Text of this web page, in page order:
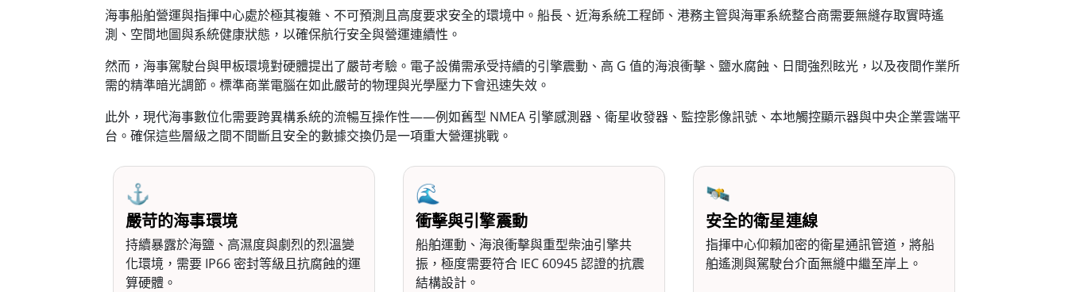
海事船舶營運與指揮中心處於極其複雜、不可預測且高度要求安全的環境中。船長、近海系統工程師、港務主管與海軍系統整合商需要無縫存取實時遙
測、空間地圖與系統健康狀態，以確保航行安全與營運連續性。
然而，海事駕駛台與甲板環境對硬體提出了嚴苛考驗。電子設備需承受持續的引擎震動、高 G 值的海浪衝擊、鹽水腐蝕、日間強烈眩光，以及夜間作業所
需的精準暗光調節。標準商業電腦在如此嚴苛的物理與光學壓力下會迅速失效。
此外，現代海事數位化需要跨異構系統的流暢互操作性——例如舊型 NMEA 引擎感測器、衛星收發器、監控影像訊號、本地觸控顯示器與中央企業雲端平
台。確保這些層級之間不間斷且安全的數據交換仍是一項重大營運挑戰。
⚓
嚴苛的海事環境
持續暴露於海鹽、高濕度與劇烈的烈溫變
化環境，需要 IP66 密封等級且抗腐蝕的運
算硬體。
🌊
衝擊與引擎震動
船舶運動、海浪衝擊與重型柴油引擎共
振，極度需要符合 IEC 60945 認證的抗震
結構設計。
🛰️
安全的衛星連線
指揮中心仰賴加密的衛星通訊管道，將船
舶遙測與駕駛台介面無縫中繼至岸上。